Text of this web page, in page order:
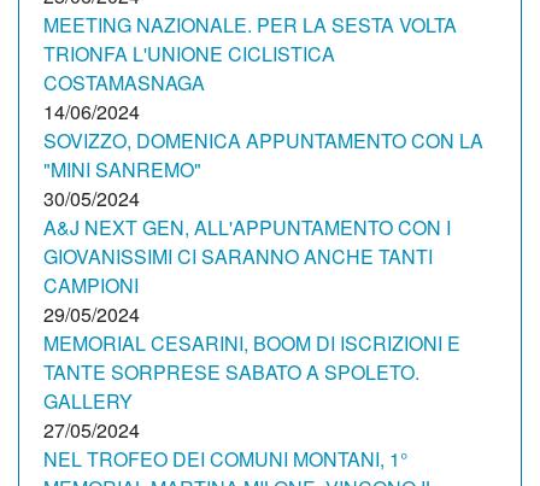
MEETING NAZIONALE. PER LA SESTA VOLTA
TRIONFA L'UNIONE CICLISTICA
COSTAMASNAGA
14/06/2024
SOVIZZO, DOMENICA APPUNTAMENTO CON LA
"MINI SANREMO"
30/05/2024
A&J NEXT GEN, ALL'APPUNTAMENTO CON I
GIOVANISSIMI CI SARANNO ANCHE TANTI
CAMPIONI
29/05/2024
MEMORIAL CESARINI, BOOM DI ISCRIZIONI E
TANTE SORPRESE SABATO A SPOLETO.
GALLERY
27/05/2024
NEL TROFEO DEI COMUNI MONTANI, 1°